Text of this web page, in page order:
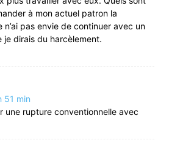
à mon actuel patron la
pas envie de continuer avec un
je dirais du harcèlement.
51 min
une rupture conventionnelle avec